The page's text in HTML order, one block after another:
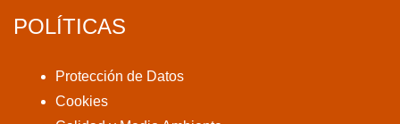
POLÍTICAS
Protección de Datos
Cookies